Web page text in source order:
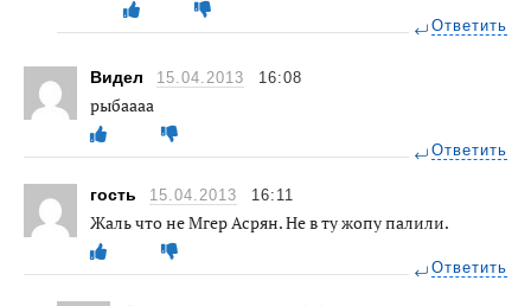
Ответить
Видел 15.04.2013 16:08
рыбаааа
Ответить
гость 15.04.2013 16:11
Жаль что не Мгер Асрян. Не в ту жопу палили.
Ответить